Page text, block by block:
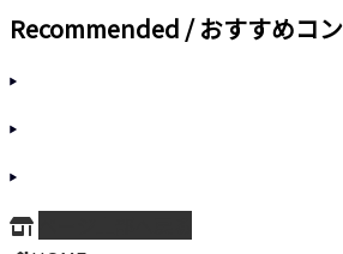
Recommended / おすすめコ